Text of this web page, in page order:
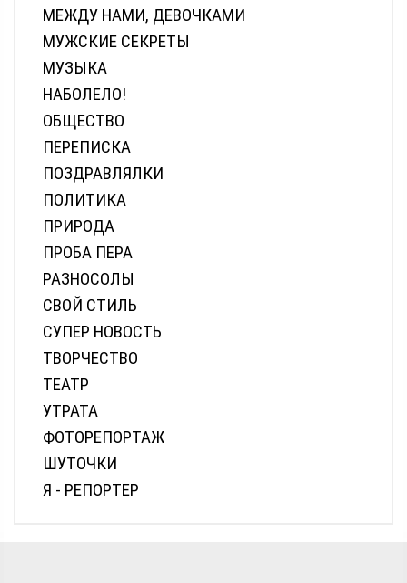
МЕЖДУ НАМИ, ДЕВОЧКАМИ
МУЖСКИЕ СЕКРЕТЫ
МУЗЫКА
НАБОЛЕЛО!
ОБЩЕСТВО
ПЕРЕПИСКА
ПОЗДРАВЛЯЛКИ
ПОЛИТИКА
ПРИРОДА
ПРОБА ПЕРА
РАЗНОСОЛЫ
СВОЙ СТИЛЬ
СУПЕР НОВОСТЬ
ТВОРЧЕСТВО
ТЕАТР
УТРАТА
ФОТОРЕПОРТАЖ
ШУТОЧКИ
Я - РЕПОРТЕР